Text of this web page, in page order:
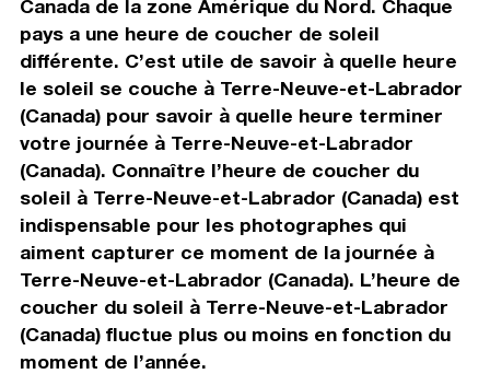
Canada de la zone Amérique du Nord. Chaque
pays a une heure de coucher de soleil
différente. C’est utile de savoir à quelle heure
le soleil se couche à Terre-Neuve-et-Labrador
(Canada) pour savoir à quelle heure terminer
votre journée à Terre-Neuve-et-Labrador
(Canada). Connaître l’heure de coucher du
soleil à Terre-Neuve-et-Labrador (Canada) est
indispensable pour les photographes qui
aiment capturer ce moment de la journée à
Terre-Neuve-et-Labrador (Canada). L’heure de
coucher du soleil à Terre-Neuve-et-Labrador
(Canada) fluctue plus ou moins en fonction du
moment de l’année.